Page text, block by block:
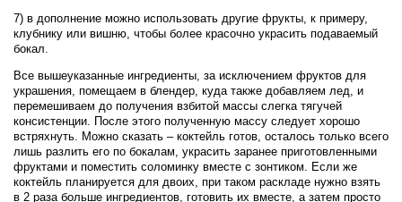
7) в дополнение можно использовать другие фрукты, к примеру,
клубнику или вишню, чтобы более красочно украсить подаваемый
бокал.
Все вышеуказанные ингредиенты, за исключением фруктов для
украшения, помещаем в блендер, куда также добавляем лед, и
перемешиваем до получения взбитой массы слегка тягучей
консистенции. После этого полученную массу следует хорошо
встряхнуть. Можно сказать – коктейль готов, осталось только всего
лишь разлить его по бокалам, украсить заранее приготовленными
фруктами и поместить соломинку вместе с зонтиком. Если же
коктейль планируется для двоих, при таком раскладе нужно взять
в 2 раза больше ингредиентов, готовить их вместе, а затем просто